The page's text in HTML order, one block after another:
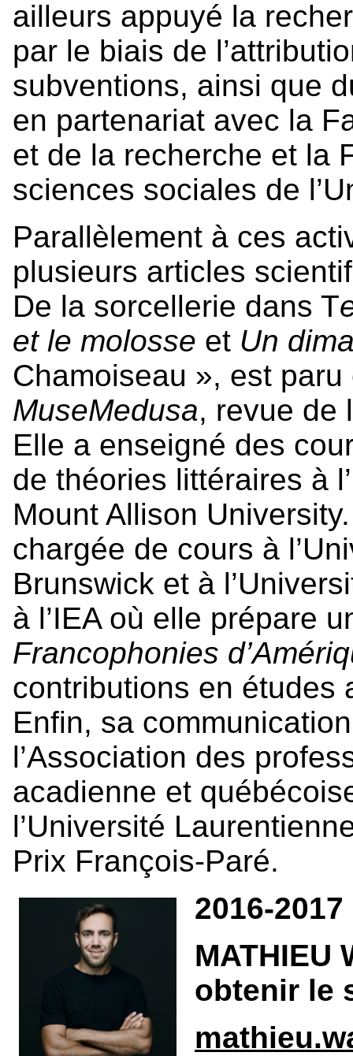
ailleurs appuyé la
par le biais de
subventions, ainsi que
en partenariat avec la
et de la recherche et la
sciences sociales de
Parallèlement à ces
plusieurs articles
De la sorcellerie dans T
et le molosse et Un
Chamoiseau », est
MuseMedusa, revue de
Elle a enseigné des
de théories littéraires à
Mount Allison
chargée de cours à
Brunswick et à
à l’IEA où elle prépare
Francophonies
contributions en études
Enfin, sa
l’Association des
acadienne et
l’Université
Prix François-Paré.
2016-2017
MATHIEU
obtenir le